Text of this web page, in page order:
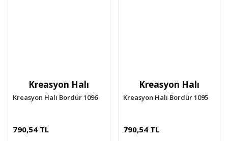
Kreasyon Halı
Kreasyon Halı Bordür 1096
790,54 TL
Kreasyon Halı
Kreasyon Halı Bordür 1095
790,54 TL